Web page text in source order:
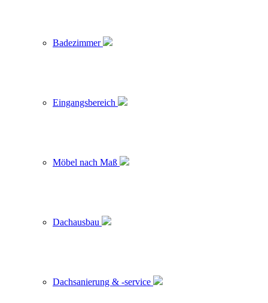
Badezimmer
Eingangsbereich
Möbel nach Maß
Dachausbau
Dachsanierung & -service